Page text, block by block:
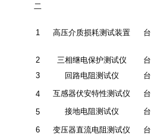
二
1 高压介质损耗测试装置 台
2 三相继电保护测试仪 台
3
回路电阻测试仪 台
4 互感器伏安特性测试仪 台
5
接地电阻测试仪 台
6
变压器直流电阻测试仪 台